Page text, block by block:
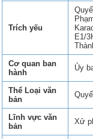
Trích yếu
E1/
Cơ quan ban
hành
Ủy
Thể Loại văn
bản
Lĩnh vực văn
bản
Xử